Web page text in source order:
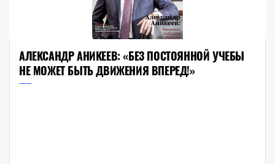
АЛЕКСАНДР АНИКЕЕВ: «БЕЗ ПОСТОЯННОЙ УЧЕБЫ
НЕ МОЖЕТ БЫТЬ ДВИЖЕНИЯ ВПЕРЕД!»